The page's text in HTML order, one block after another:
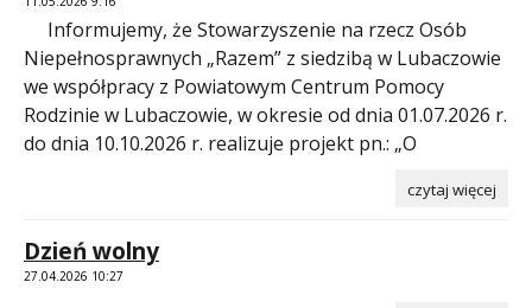
Informujemy, że Stowarzyszenie na rzecz Osób
Niepełnosprawnych „Razem” z siedzibą w Lubaczowie
we współpracy z Powiatowym Centrum Pomocy
Rodzinie w Lubaczowie, w okresie od dnia 01.07.2026 r.
do dnia 10.10.2026 r. realizuje projekt pn.: „O
czytaj więcej
Dzień wolny
27.04.2026 10:27